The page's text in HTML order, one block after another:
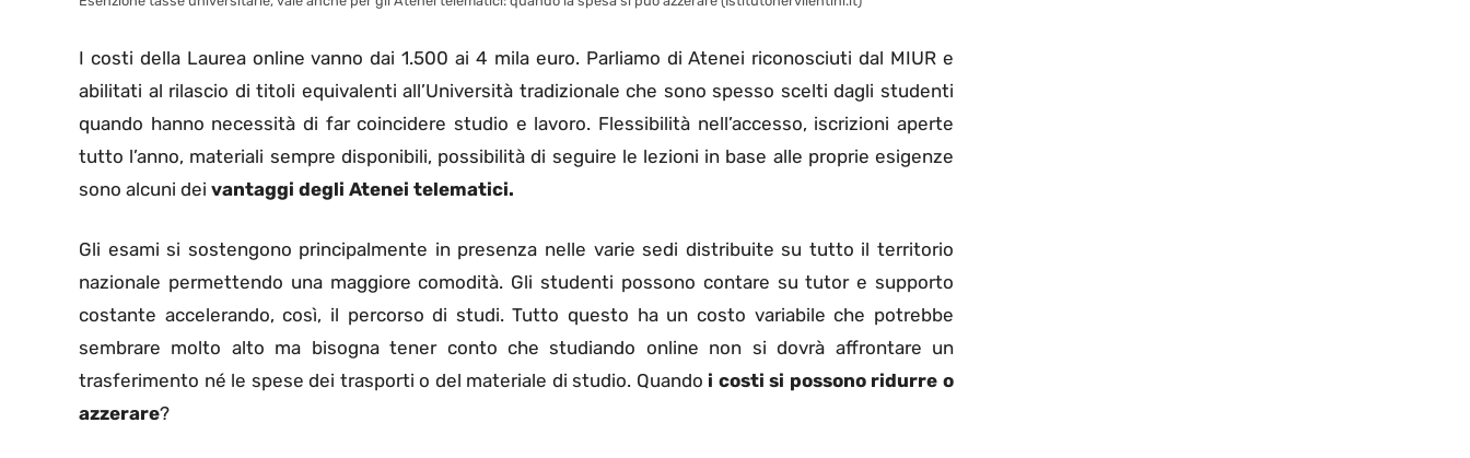
I costi della Laurea online vanno dai 1.500 ai 4 mila euro. Parliamo di Atenei riconosciuti dal MIUR e
abilitati al rilascio di titoli equivalenti all’Università tradizionale che sono spesso scelti dagli studenti
quando hanno necessità di far coincidere studio e lavoro. Flessibilità nell’accesso, iscrizioni aperte
tutto l’anno, materiali sempre disponibili, possibilità di seguire le lezioni in base alle proprie esigenze
sono alcuni dei vantaggi degli Atenei telematici.
Gli esami si sostengono principalmente in presenza nelle varie sedi distribuite su tutto il territorio
nazionale permettendo una maggiore comodità. Gli studenti possono contare su tutor e supporto
costante accelerando, così, il percorso di studi. Tutto questo ha un costo variabile che potrebbe
sembrare molto alto ma bisogna tener conto che studiando online non si dovrà affrontare un
trasferimento né le spese dei trasporti o del materiale di studio. Quando i costi si possono ridurre o
azzerare?